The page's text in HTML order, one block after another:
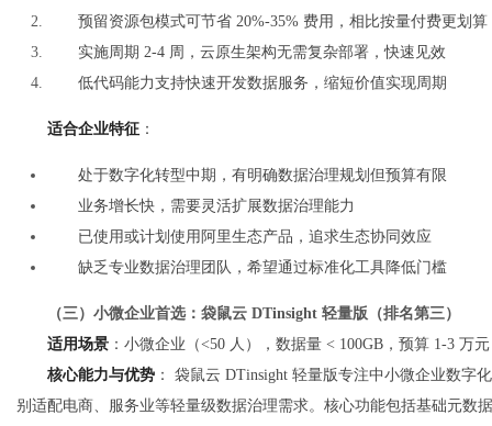
预留资源包模式可节省 20%-35% 费用，相比按量付费更划算
实施周期 2-4 周，云原生架构无需复杂部署，快速见效
低代码能力支持快速开发数据服务，缩短价值实现周期
适合企业特征 ：
处于数字化转型中期，有明确数据治理规划但预算有限
业务增长快，需要灵活扩展数据治理能力
已使用或计划使用阿里生态产品，追求生态协同效应
缺乏专业数据治理团队，希望通过标准化工具降低门槛
（三）小微企业首选：袋鼠云 DTinsight 轻量版（排名第三）
适用场景 ：小微企业（<50 人），数据量 < 100GB，预算 1-3 万
核心能力与优势 ： 袋鼠云 DTinsight 轻量版专注中小微企业数字
别适配电商、服务业等轻量级数据治理需求。核心功能包括基础元数